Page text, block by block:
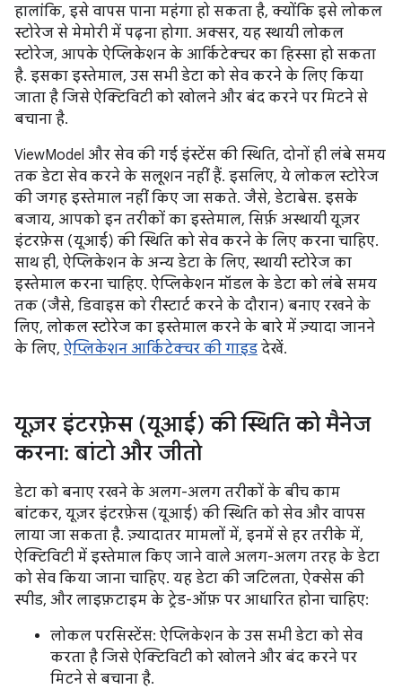
हालांकि, इसे वापस पाना महंगा हो सकता है, क्योंकि इसे लोकल
स्टोरेज से मेमोरी में पढ़ना होगा. अक्सर, यह स्थायी लोकल
स्टोरेज, आपके ऐप्लिकेशन के आर्किटेक्चर का हिस्सा हो सकता
है. इसका इस्तेमाल, उस सभी डेटा को सेव करने के लिए किया
जाता है जिसे ऐक्टिविटी को खोलने और बंद करने पर मिटने से
बचाना है.
ViewModel और सेव की गई इंस्टेंस की स्थिति, दोनों ही लंबे समय
तक डेटा सेव करने के सलूशन नहीं हैं. इसलिए, ये लोकल स्टोरेज
की जगह इस्तेमाल नहीं किए जा सकते. जैसे, डेटाबेस. इसके
बजाय, आपको इन तरीकों का इस्तेमाल, सिर्फ़ अस्थायी यूज़र
इंटरफ़ेस (यूआई) की स्थिति को सेव करने के लिए करना चाहिए.
साथ ही, ऐप्लिकेशन के अन्य डेटा के लिए, स्थायी स्टोरेज का
इस्तेमाल करना चाहिए. ऐप्लिकेशन मॉडल के डेटा को लंबे समय
तक (जैसे, डिवाइस को रीस्टार्ट करने के दौरान) बनाए रखने के
लिए, लोकल स्टोरेज का इस्तेमाल करने के बारे में ज़्यादा जानने
के लिए, ऐप्लिकेशन आर्किटेक्चर की गाइड देखें.
यूज़र इंटरफ़ेस (यूआई) की स्थिति को मैनेज
करना: बांटो और जीतो
डेटा को बनाए रखने के अलग-अलग तरीकों के बीच काम
बांटकर, यूज़र इंटरफ़ेस (यूआई) की स्थिति को सेव और वापस
लाया जा सकता है. ज़्यादातर मामलों में, इनमें से हर तरीके में,
ऐक्टिविटी में इस्तेमाल किए जाने वाले अलग-अलग तरह के डेटा
को सेव किया जाना चाहिए. यह डेटा की जटिलता, ऐक्सेस की
स्पीड, और लाइफ़टाइम के ट्रेड-ऑफ़ पर आधारित होना चाहिए:
लोकल परसिस्टेंस: ऐप्लिकेशन के उस सभी डेटा को सेव
करता है जिसे ऐक्टिविटी को खोलने और बंद करने पर
मिटने से बचाना है.